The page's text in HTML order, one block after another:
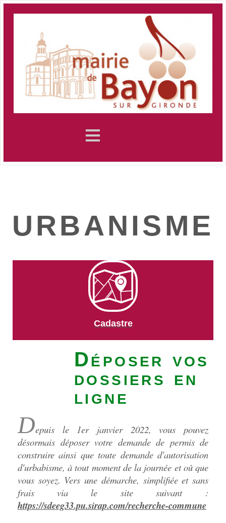
≡
URBANISME
Cadastre
Déposer vos
dossiers en
ligne
Depuis le 1er janvier 2022, vous pouvez
désormais déposer votre demande de permis de
construire ainsi que toute demande d'autorisation
d'urbabisme, à tout moment de la journée et où que
vous soyez. Vers une démarche, simplifiée et sans
frais via le site suivant :
https://sdeeg33.pu.sirap.com/recherche-commune